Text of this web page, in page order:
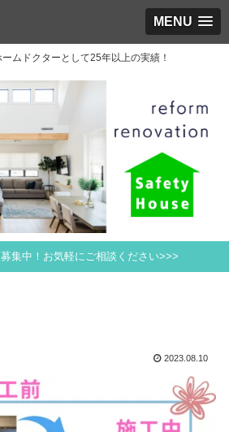
MENU
ムドクターとして25年以上の実績！
集中！お気軽にご相談ください>>>
2023.08.10